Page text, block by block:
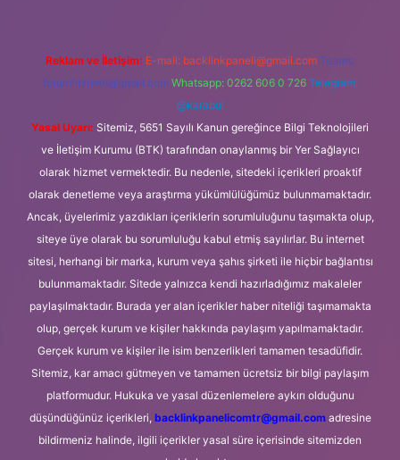
Reklam ve İletişim: E-mail: backlinkpaneli@gmail.com Teams:
forumhizmeti@gmail.com Whatsapp: 0262 606 0 726 Telegram:
@karabul
Yasal Uyarı: Sitemiz, 5651 Sayılı Kanun gereğince Bilgi Teknolojileri
ve İletişim Kurumu (BTK) tarafından onaylanmış bir Yer Sağlayıcı
olarak hizmet vermektedir. Bu nedenle, sitedeki içerikleri proaktif
olarak denetleme veya araştırma yükümlülüğümüz bulunmamaktadır.
Ancak, üyelerimiz yazdıkları içeriklerin sorumluluğunu taşımakta olup,
siteye üye olarak bu sorumluluğu kabul etmiş sayılırlar. Bu internet
sitesi, herhangi bir marka, kurum veya şahıs şirketi ile hiçbir bağlantısı
bulunmamaktadır. Sitede yalnızca kendi hazırladığımız makaleler
paylaşılmaktadır. Burada yer alan içerikler haber niteliği taşımamakta
olup, gerçek kurum ve kişiler hakkında paylaşım yapılmamaktadır.
Gerçek kurum ve kişiler ile isim benzerlikleri tamamen tesadüfidir.
Sitemiz, kar amacı gütmeyen ve tamamen ücretsiz bir bilgi paylaşım
platformudur. Hukuka ve yasal düzenlemelere aykırı olduğunu
düşündüğünüz içerikleri, backlinkpanelicomtr@gmail.comadresine
bildirmeniz halinde, ilgili içerikler yasal süre içerisinde sitemizden